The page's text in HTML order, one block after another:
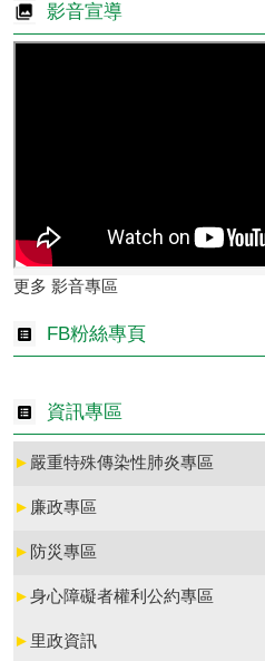
影音宣導
更多 影音專區
FB粉絲專頁
資訊專區
► 嚴重特殊傳染性肺炎專區
► 廉政專區
► 防災專區
►身心障礙者權利公約專區
► 里政資訊